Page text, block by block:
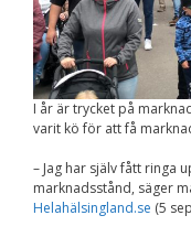
I år är trycket på
varit kö för att få
– Jag har själv fått ringa
marknadsstånd, säger
Helahälsingland.se (5